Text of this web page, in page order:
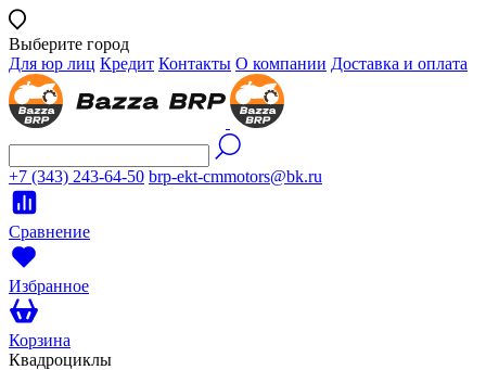
Выберите город
Для юр лиц Кредит Контакты О компании Доставка и оплата
+7 (343) 243-64-50 brp-ekt-cmmotors@bk.ru
Сравнение
Избранное
Корзина
Квадроциклы